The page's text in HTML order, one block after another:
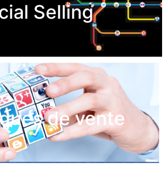
Selling
de vente